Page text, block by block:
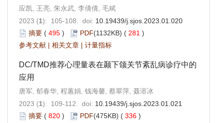
应凯, 王亮, 朱永武, 李倩倩, 毛斌
2023 (1): 105-108. doi: 10.19439/j.sjos.2023.01.020
摘要 ( 495 ) PDF(1132KB) ( 281 )
参考文献 | 相关文章 | 计量指标
DC/TMD推荐心理量表在颞下颌关节紊乱病诊疗中的
应用
唐军, 郁春华, 程蕙娟, 钱海馨, 蔡翠萍, 聂溶冰
2023 (1): 109-112. doi: 10.19439/j.sjos.2023.01.021
摘要 ( 820 ) PDF(475KB) ( 336 )